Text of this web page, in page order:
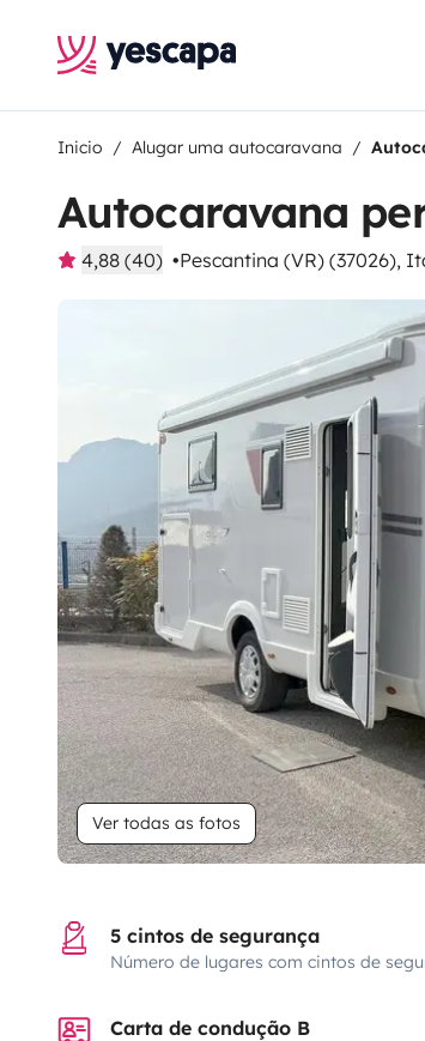
Inicio Alugar uma autocaravana
Autocaravana
4,88 (40) Pescantina (VR) (37026),
Ver todas as fotos
5 cintos de segurança
Número de lugares com cintos de
Carta de condução B